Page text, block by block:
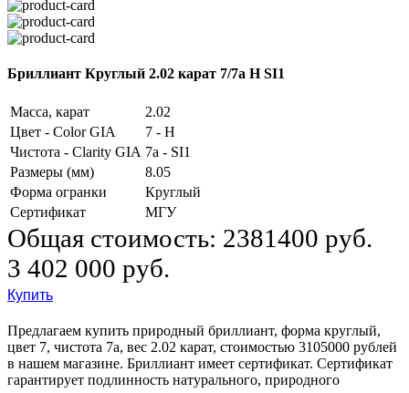
Бриллиант Круглый 2.02 карат 7/7а H SI1
Масса, карат
2.02
Цвет - Color GIA
7 - H
Чистота - Clarity GIA 7а - SI1
Размеры (мм)
8.05
Форма огранки
Круглый
Сертификат
МГУ
Общая стоимость: 2381400 руб.
3 402 000 руб.
Купить
Предлагаем купить природный бриллиант, форма круглый,
цвет 7, чистота 7а, вес 2.02 карат, стоимостью 3105000 рублей
в нашем магазине. Бриллиант имеет сертификат. Сертификат
гарантирует подлинность натурального, природного